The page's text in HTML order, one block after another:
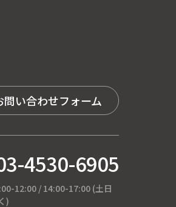
問い合わせフォーム
4530-6905
12:00 / 14:00-17:00 (土日
)